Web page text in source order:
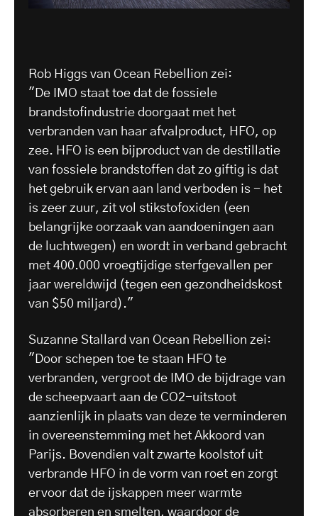
Rob Higgs van Ocean Rebellion zei:
"De IMO staat toe dat de fossiele
brandstofindustrie doorgaat met het
verbranden van haar afvalproduct, HFO, op
zee. HFO is een bijproduct van de destillatie
van fossiele brandstoffen dat zo giftig is dat
het gebruik ervan aan land verboden is - het
is zeer zuur, zit vol stikstofoxiden (een
belangrijke oorzaak van aandoeningen aan
de luchtwegen) en wordt in verband gebracht
met 400.000 vroegtijdige sterfgevallen per
jaar wereldwijd (tegen een gezondheidskost
van $50 miljard)."
Suzanne Stallard van Ocean Rebellion zei:
"Door schepen toe te staan HFO te
verbranden, vergroot de IMO de bijdrage van
de scheepvaart aan de CO2-uitstoot
aanzienlijk in plaats van deze te verminderen
in overeenstemming met het Akkoord van
Parijs. Bovendien valt zwarte koolstof uit
verbrande HFO in de vorm van roet en zorgt
ervoor dat de ijskappen meer warmte
absorberen en smelten, waardoor de